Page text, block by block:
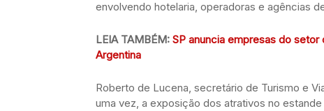
envolvendo hotelaria, operadoras e agências
LEIA TAMBÉM: SP anuncia empresas do
Argentina
Roberto de Lucena, secretário de Turismo e
uma vez, a exposição dos atrativos no